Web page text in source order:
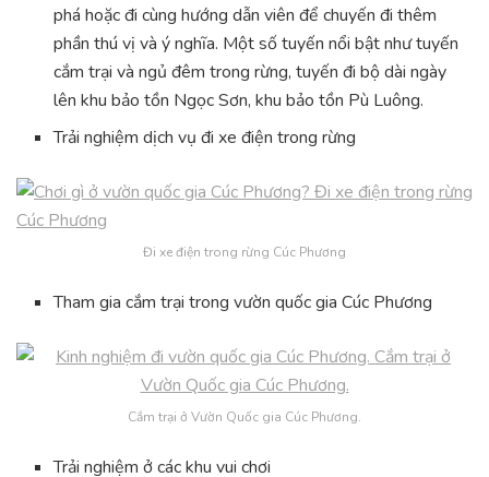
phá hoặc đi cùng hướng dẫn viên để chuyến đi thêm
phần thú vị và ý nghĩa. Một số tuyến nổi bật như tuyến
cắm trại và ngủ đêm trong rừng, tuyến đi bộ dài ngày
lên khu bảo tồn Ngọc Sơn, khu bảo tồn Pù Luông.
Trải nghiệm dịch vụ đi xe điện trong rừng
Đi xe điện trong rừng Cúc Phương
Tham gia cắm trại trong vườn quốc gia Cúc Phương
Cắm trại ở Vườn Quốc gia Cúc Phương.
Trải nghiệm ở các khu vui chơi